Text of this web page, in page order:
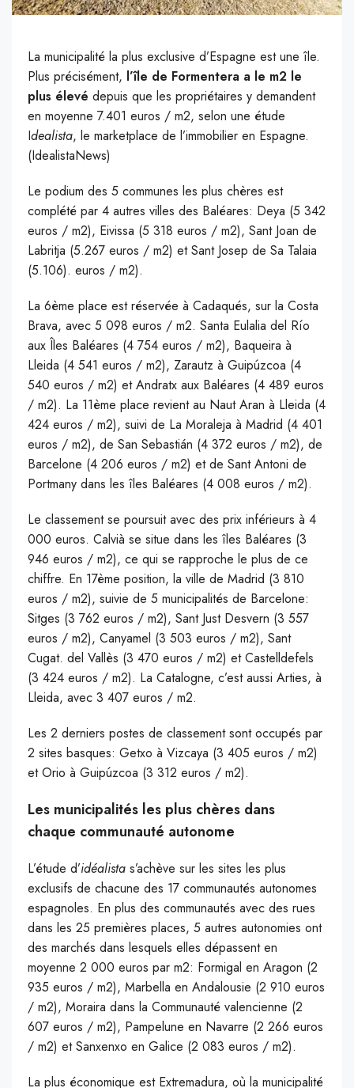
La municipalité la plus exclusive d’Espagne est une île.
Plus précisément, l’île de Formentera a le m2 le
plus élevé depuis que les propriétaires y demandent
en moyenne 7.401 euros / m2, selon une étude
Idealista, le marketplace de l’immobilier en Espagne.
(IdealistaNews)
Le podium des 5 communes les plus chères est
complété par 4 autres villes des Baléares: Deya (5 342
euros / m2), Eivissa (5 318 euros / m2), Sant Joan de
Labritja (5.267 euros / m2) et Sant Josep de Sa Talaia
(5.106). euros / m2).
La 6ème place est réservée à Cadaqués, sur la Costa
Brava, avec 5 098 euros / m2. Santa Eulalia del Río
aux Îles Baléares (4 754 euros / m2), Baqueira à
Lleida (4 541 euros / m2), Zarautz à Guipúzcoa (4
540 euros / m2) et Andratx aux Baléares (4 489 euros
/ m2). La 11ème place revient au Naut Aran à Lleida (4
424 euros / m2), suivi de La Moraleja à Madrid (4 401
euros / m2), de San Sebastián (4 372 euros / m2), de
Barcelone (4 206 euros / m2) et de Sant Antoni de
Portmany dans les îles Baléares (4 008 euros / m2).
Le classement se poursuit avec des prix inférieurs à 4
000 euros. Calvià se situe dans les îles Baléares (3
946 euros / m2), ce qui se rapproche le plus de ce
chiffre. En 17ème position, la ville de Madrid (3 810
euros / m2), suivie de 5 municipalités de Barcelone: ​​
Sitges (3 762 euros / m2), Sant Just Desvern (3 557
euros / m2), Canyamel (3 503 euros / m2), Sant
Cugat. del Vallès (3 470 euros / m2) et Castelldefels
(3 424 euros / m2). La Catalogne, c’est aussi Arties, à
Lleida, avec 3 407 euros / m2.
Les 2 derniers postes de classement sont occupés par
2 sites basques: Getxo à Vizcaya (3 405 euros / m2)
et Orio à Guipúzcoa (3 312 euros / m2).
Les municipalités les plus chères dans
chaque communauté autonome
L’étude d’idéalista s’achève sur les sites les plus
exclusifs de chacune des 17 communautés autonomes
espagnoles. En plus des communautés avec des rues
dans les 25 premières places, 5 autres autonomies ont
des marchés dans lesquels elles dépassent en
moyenne 2 000 euros par m2: Formigal en Aragon (2
935 euros / m2), Marbella en Andalousie (2 910 euros
/ m2), Moraira dans la Communauté valencienne (2
607 euros / m2), Pampelune en Navarre (2 266 euros
/ m2) et Sanxenxo en Galice (2 083 euros / m2).
La plus économique est Extremadura, où la municipalité